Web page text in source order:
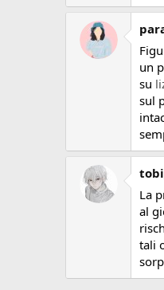
un
su
sul
tobi_
La
al
tali